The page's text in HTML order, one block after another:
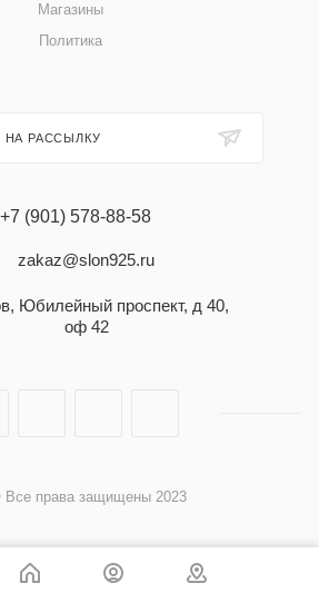
Магазины
Политика
НА РАССЫЛКУ
+7 (901) 578-88-58
zakaz@slon925.ru
Юбилейный проспект, д 40,
оф 42
Все права защищены 2023